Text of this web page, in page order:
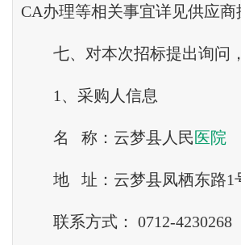
CA办理等相关事宜详见供应商
七、对本次招标提出询问
1、采购人信息
名 称：云梦县人民医院
地 址：云梦县凤栖东路1
联系方式： 0712-4230268